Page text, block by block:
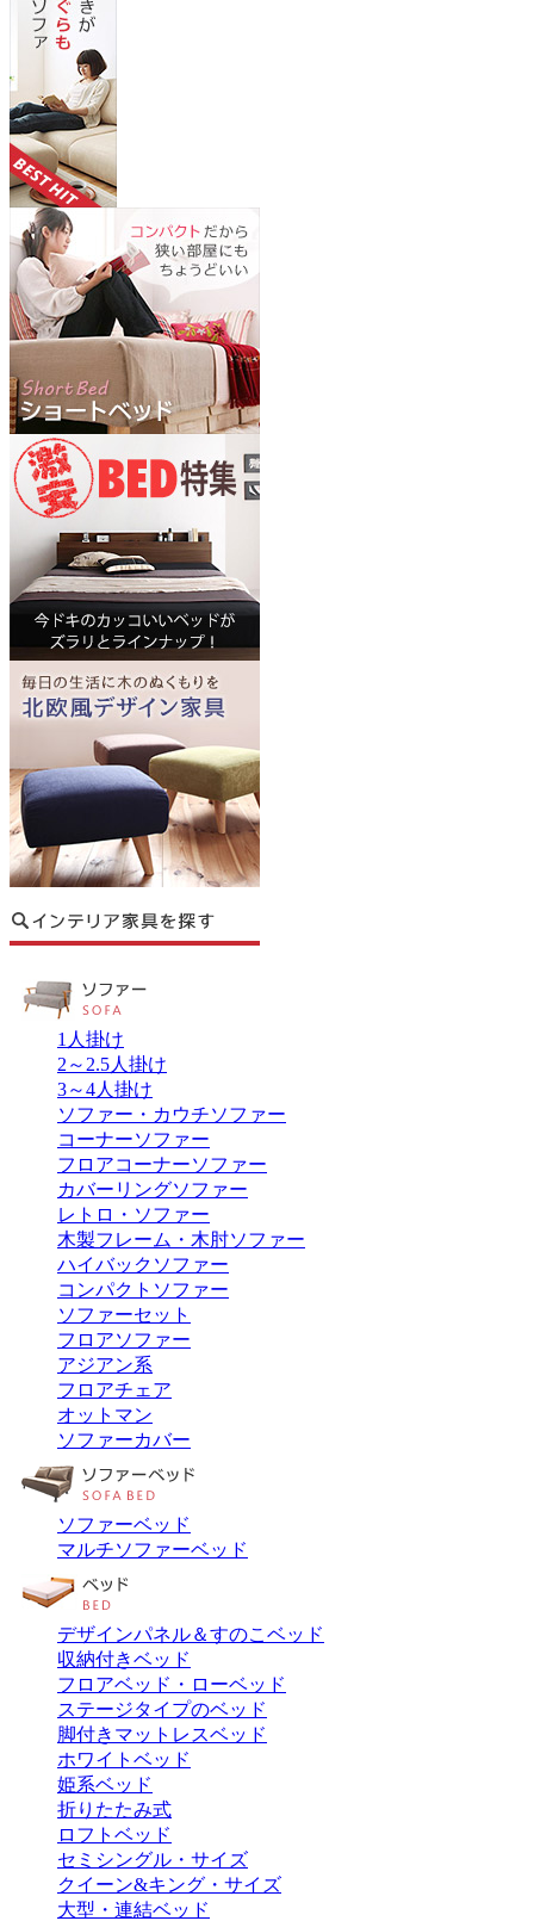
1人掛け
2～2.5人掛け
3～4人掛け
ソファー・カウチソファー
コーナーソファー
フロアコーナーソファー
カバーリングソファー
レトロ・ソファー
木製フレーム・木肘ソファー
ハイバックソファー
コンパクトソファー
ソファーセット
フロアソファー
アジアン系
フロアチェア
オットマン
ソファーカバー
ソファーベッド
マルチソファーベッド
デザインパネル＆すのこベッド
収納付きベッド
フロアベッド・ローベッド
ステージタイプのベッド
脚付きマットレスベッド
ホワイトベッド
姫系ベッド
折りたたみ式
ロフトベッド
セミシングル・サイズ
クイーン&キング・サイズ
大型・連結ベッド